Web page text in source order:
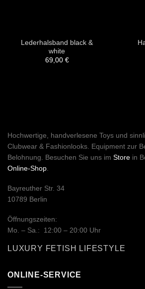
Lederhalsband black &
white
69,00 €
Hochwertige, handverlesene Toys und
Clubwear & Fashionlooks. Equipment zur
Belohnung. Besuchen Sie uns im Store in
Online-Shop
Bayreuther Str. 34
10789 Berlin
Öffnungszeiten:
Mo. – Sa.: 12:00 – 20:00 Uhr
LUXURY FETISH LIFESTYLE
ONLINE-SERVICE